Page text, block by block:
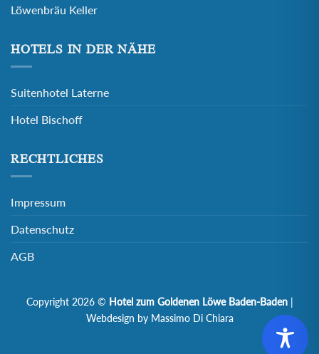
Löwenbräu Keller
HOTELS IN DER NÄHE
Suitenhotel Laterne
Hotel Bischoff
RECHTLICHES
Impressum
Datenschutz
AGB
Copyright 2026 © Hotel zum Goldenen Löwe Baden-Baden|
Webdesign by Massimo Di Chiara